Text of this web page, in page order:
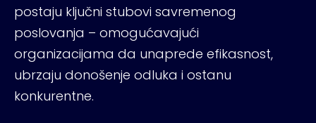
postaju ključni stubovi savremenog
poslovanja – omogućavajući
organizacijama da unaprede efikasnost,
ubrzaju donošenje odluka i ostanu
konkurentne.